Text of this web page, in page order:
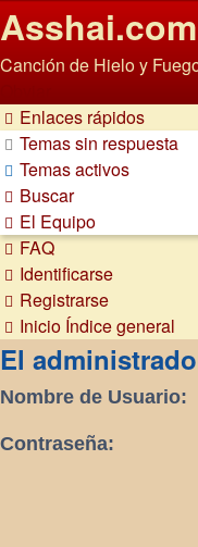
Asshai.com
Canción de Hielo y
Enlaces rápidos
Temas sin respuesta
Temas activos
Buscar
El Equipo
FAQ
Identificarse
Registrarse
Inicio Índice general
El
Nombre de Usuario:
Contraseña: